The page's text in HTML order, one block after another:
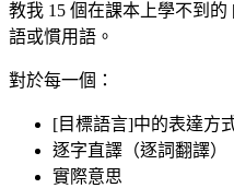
教我 15 個在課本上學不到
語或慣用語。
對於每一個：
[目標語言]中的表達方
逐字直譯（逐詞翻譯）
實際意思